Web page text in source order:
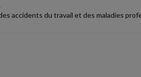
accidents du travail et des maladies